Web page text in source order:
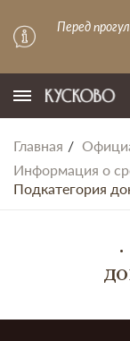
Перед
Главная
Информация о
Подкатегория